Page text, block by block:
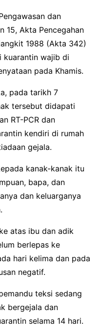
dan
15, Akta Pencegahan
1988 (Akta 342)
kuarantin wajib di
pada Khamis.
pada tarikh 7
tersebut didapati
RT-PCR dan
kendiri di rumah
gejala.
kanak-kanak itu
bapa, dan
dan keluarganya
atas ibu dan adik
berlepas ke
hari kelima dan pada
negatif.
teksi sedang
bergejala dan
selama 14 hari.